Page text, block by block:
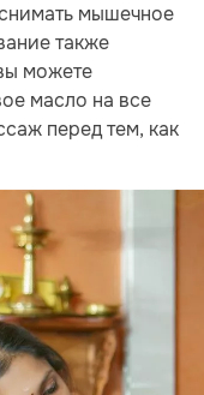
мышечное
также
можете
масло на все
перед тем, как